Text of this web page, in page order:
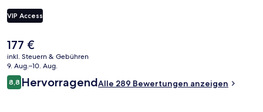
VIP Access
Der
aktuelle
Preis
beträgt
177 €.
177 €
inkl. Steuern & Gebühren
9. Aug.–10. Aug.
Bewertungen
8,88,8 von 10.
HervorragendAlle 289 Bewertungen anzeigen